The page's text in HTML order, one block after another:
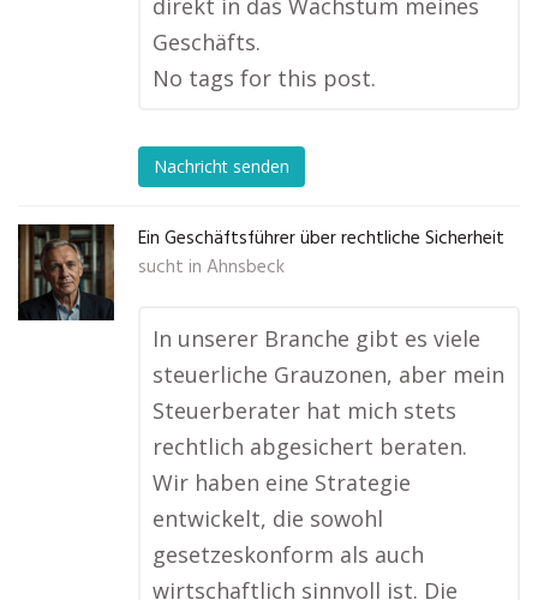
direkt in das Wachstum meines
Geschäfts.
No tags for this post.
Nachricht senden
Ein Geschäftsführer über rechtliche Sicherheit
sucht in Ahnsbeck
In unserer Branche gibt es viele
steuerliche Grauzonen, aber mein
Steuerberater hat mich stets
rechtlich abgesichert beraten.
Wir haben eine Strategie
entwickelt, die sowohl
gesetzeskonform als auch
wirtschaftlich sinnvoll ist. Die